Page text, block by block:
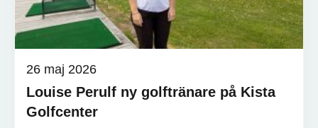
26 maj 2026
Louise Perulf ny golftränare på Kista
Golfcenter